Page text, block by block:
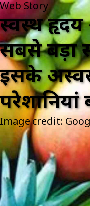
Web Story
स्वस्थ
सबसे बड़ा
इसके
Image credit: